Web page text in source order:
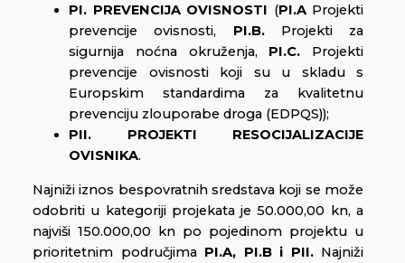
PI. PREVENCIJA OVISNOSTI (PI.AProjekti
prevencije ovisnosti, PI.B.Projekti za
sigurnija noćna okruženja, PI.C. Projekti
prevencije ovisnosti koji su u skladu s
Europskim standardima za kvalitetnu
prevenciju zlouporabe droga (EDPQS));
PII. PROJEKTI RESOCIJALIZACIJE
OVISNIKA.
Najniži iznos bespovratnih sredstava koji se može
odobriti u kategoriji projekata je 50.000,00 kn, a
najviši 150.000,00 kn po pojedinom projektu u
prioritetnim područjima PI.A, PI.B i PII.Najniži